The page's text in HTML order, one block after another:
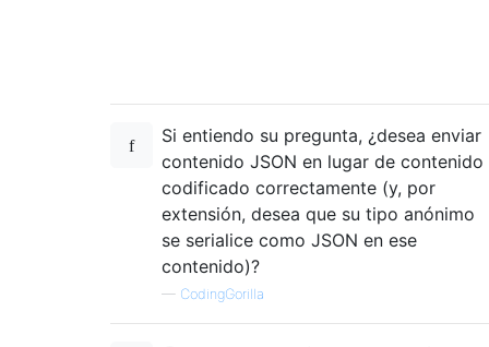
Si entiendo su pregunta, ¿desea enviar
contenido JSON en lugar de contenido
codificado correctamente (y, por
extensión, desea que su tipo anónimo
se serialice como JSON en ese
contenido)?
— CodingGorilla